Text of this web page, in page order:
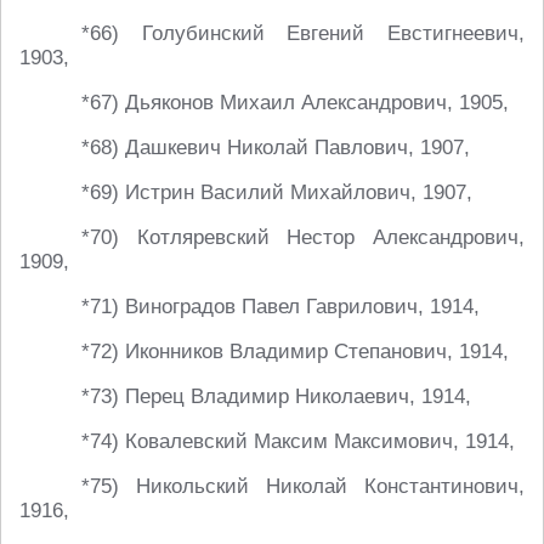
*66) Голубинский Евгений Евстигнеевич,
1903,
*67) Дьяконов Михаил Александрович, 1905,
*68) Дашкевич Николай Павлович, 1907,
*69) Истрин Василий Михайлович, 1907,
*70) Котляревский Нестор Александрович,
1909,
*71) Виноградов Павел Гаврилович, 1914,
*72) Иконников Владимир Степанович, 1914,
*73) Перец Владимир Николаевич, 1914,
*74) Ковалевский Максим Максимович, 1914,
*75) Никольский Николай Константинович,
1916,